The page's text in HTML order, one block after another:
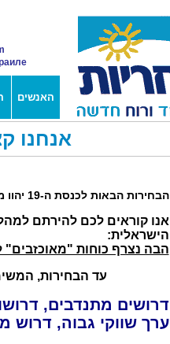
האנשים
אנחנו
הבחירות הבאות לכנסת ה-19 יהוו מבחן קשה לחברה שלנו.
אנו קוראים לכם להירתם
הישראלית:
הבה נצרף כוחות "מאוכזבים"
עד הבחירות,
דרושים מתנדבים,
ערך שווקי גבוה, דרוש